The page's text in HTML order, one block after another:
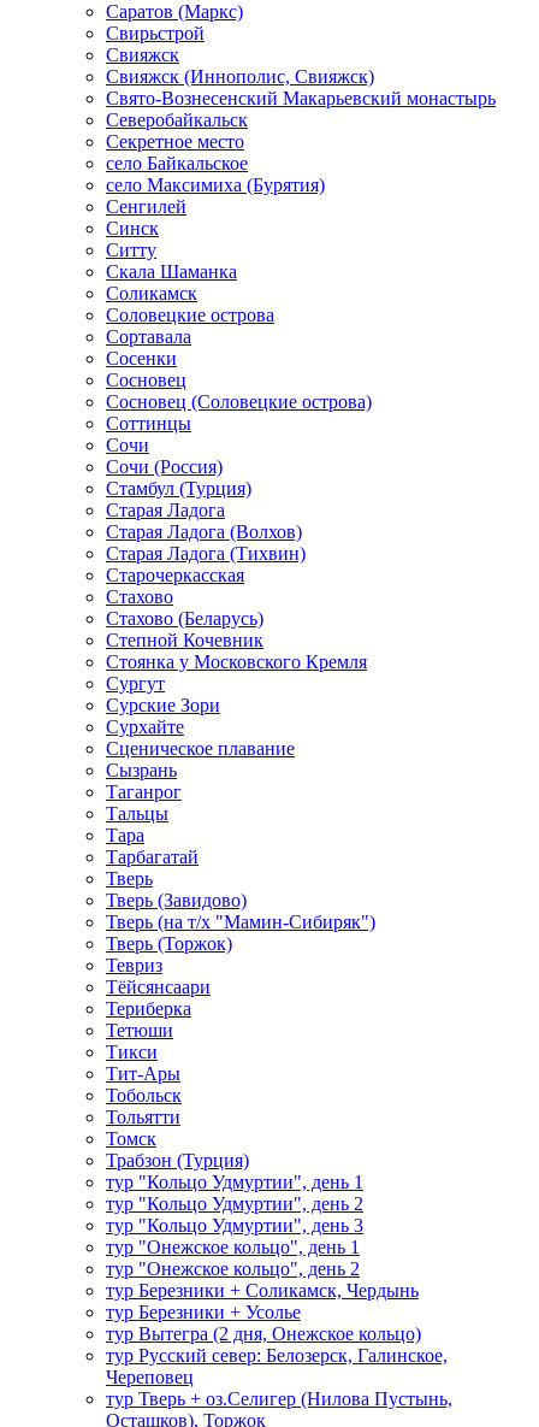
Саратов (Маркс)
Свирьстрой
Свияжск
Свияжск (Иннополис, Свияжск)
Свято-Вознесенский Макарьевский монастырь
Северобайкальск
Секретное место
село Байкальское
село Максимиха (Бурятия)
Сенгилей
Синск
Ситту
Скала Шаманка
Соликамск
Соловецкие острова
Сортавала
Сосенки
Сосновец
Сосновец (Соловецкие острова)
Соттинцы
Сочи
Сочи (Россия)
Стамбул (Турция)
Старая Ладога
Старая Ладога (Волхов)
Старая Ладога (Тихвин)
Старочеркасская
Стахово
Стахово (Беларусь)
Степной Кочевник
Стоянка у Московского Кремля
Сургут
Сурские Зори
Сурхайте
Сценическое плавание
Сызрань
Таганрог
Тальцы
Тара
Тарбагатай
Тверь
Тверь (Завидово)
Тверь (на т/х "Мамин-Сибиряк")
Тверь (Торжок)
Тевриз
Тёйсянсаари
Териберка
Тетюши
Тикси
Тит-Ары
Тобольск
Тольятти
Томск
Трабзон (Турция)
тур "Кольцо Удмуртии", день 1
тур "Кольцо Удмуртии", день 2
тур "Кольцо Удмуртии", день 3
тур "Онежское кольцо", день 1
тур "Онежское кольцо", день 2
тур Березники + Соликамск, Чердынь
тур Березники + Усолье
тур Вытегра (2 дня, Онежское кольцо)
тур Русский север: Белозерск, Галинское,
Череповец
тур Тверь + оз.Селигер (Нилова Пустынь,
Осташков), Торжок